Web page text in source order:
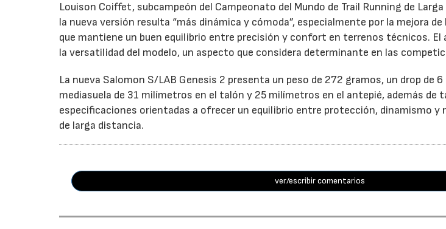
Louison Coiffet, subcampeón del Campeonato del Mundo de Trail Running de
la nueva versión resulta “más dinámica y cómoda”, especialmente por la mejora
que mantiene un buen equilibrio entre precisión y confort en terrenos técnicos.
la versatilidad del modelo, un aspecto que considera determinante en las
La nueva Salomon S/LAB Genesis 2 presenta un peso de 272 gramos, un drop de
mediasuela de 31 milímetros en el talón y 25 milímetros en el antepié, además de
especificaciones orientadas a ofrecer un equilibrio entre protección, dinamismo
de larga distancia.
ver/escribir comentarios